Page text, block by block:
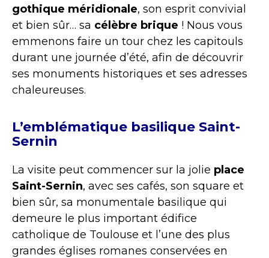
gothique méridionale, son esprit convivial
et bien sûr… sa célèbre brique ! Nous vous
emmenons faire un tour chez les capitouls
durant une journée d’été, afin de découvrir
ses monuments historiques et ses adresses
chaleureuses.
L’emblématique basilique Saint-
Sernin
La visite peut commencer sur la jolie place
Saint-Sernin, avec ses cafés, son square et
bien sûr, sa monumentale basilique qui
demeure le plus important édifice
catholique de Toulouse et l’une des plus
grandes églises romanes conservées en